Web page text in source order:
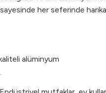
her seferinde
alüminyum